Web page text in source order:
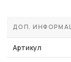
ДОП.
Артикул